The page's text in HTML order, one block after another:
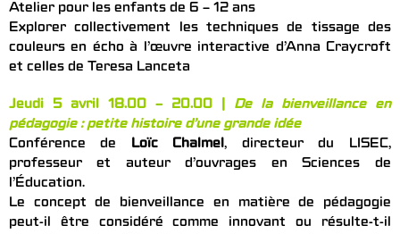
Atelier pour les enfants de 6 – 12 ans
Explorer collectivement les techniques de tissage des
couleurs en écho à l’œuvre interactive d’Anna Craycroft
et celles de Teresa Lanceta
Jeudi 5 avril 18.00 – 20.00 | De la bienveillance en
pédagogie : petite histoire d’une grande idée
Conférence de Loïc Chalmel, directeur du LISEC,
professeur et auteur d’ouvrages en Sciences de
l’Éducation.
Le concept de bienveillance en matière de pédagogie
peut-il être considéré comme innovant ou résulte-t-il